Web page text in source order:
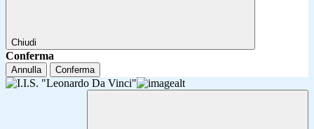
Chiudi
Conferma
Annulla Conferma